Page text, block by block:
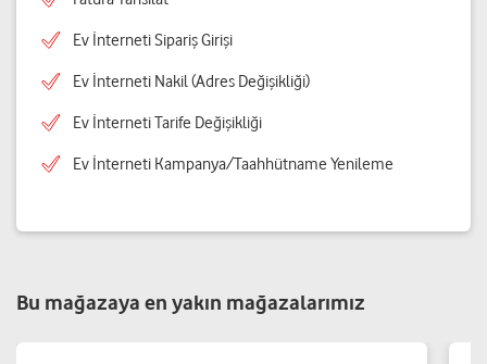
Ev İnterneti Sipariş Girişi
Ev İnterneti Nakil (Adres Değişikliği)
Ev İnterneti Tarife Değişikliği
Ev İnterneti Kampanya/Taahhütname Yenileme
Bu mağazaya en yakın mağazalarımız